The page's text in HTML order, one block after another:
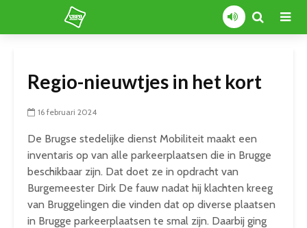
Regio-nieuwtjes in het kort
16 februari 2024
De Brugse stedelijke dienst Mobiliteit maakt een
inventaris op van alle parkeerplaatsen die in Brugge
beschikbaar zijn. Dat doet ze in opdracht van
Burgemeester Dirk De fauw nadat hij klachten kreeg
van Bruggelingen die vinden dat op diverse plaatsen
in Brugge parkeerplaatsen te smal zijn. Daarbij ging